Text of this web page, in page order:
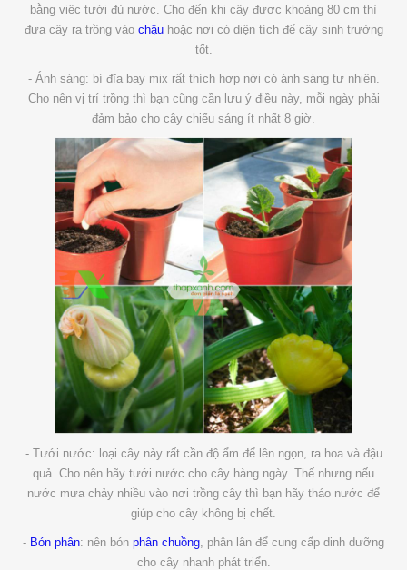
bằng việc tưới đủ nước. Cho đến khi cây được khoảng 80 cm thì
đưa cây ra trồng vào chậuhoặc nơi có diện tích để cây sinh trưởng
tốt.
- Ánh sáng: bí đĩa bay mix rất thích hợp nới có ánh sáng tự nhiên.
Cho nên vị trí trồng thì bạn cũng cần lưu ý điều này, mỗi ngày phải
đảm bảo cho cây chiếu sáng ít nhất 8 giờ.
- Tưới nước: loại cây này rất cần độ ẩm để lên ngọn, ra hoa và đậu
quả. Cho nên hãy tưới nước cho cây hàng ngày. Thế nhưng nếu
nước mưa chảy nhiều vào nơi trồng cây thì bạn hãy tháo nước để
giúp cho cây không bị chết.
- Bón phân: nên bón phân chuồng , phân lân để cung cấp dinh dưỡng
cho cây nhanh phát triển.